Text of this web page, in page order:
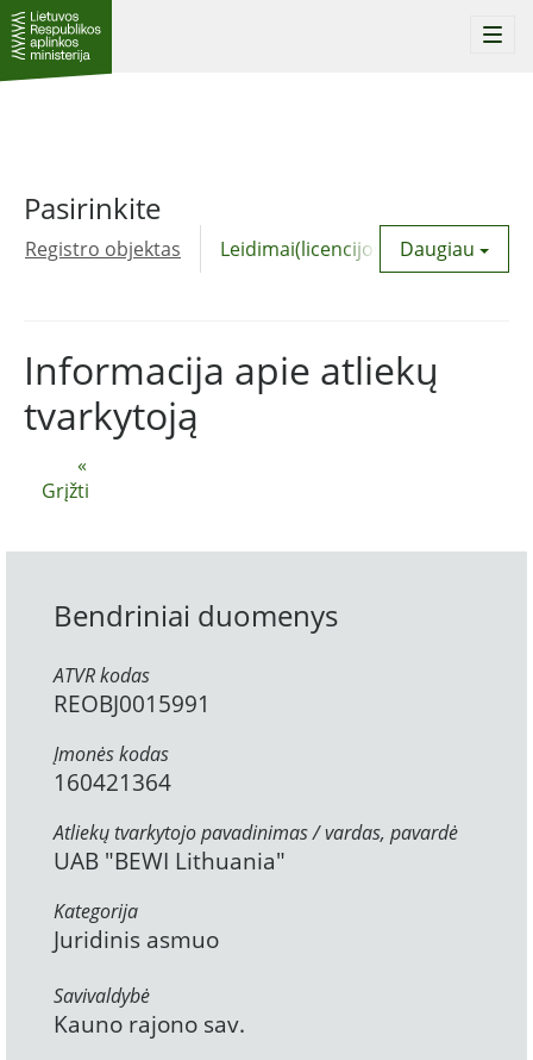
Pasirinkite
Registro objektas Leidimai(licencijos) Daugiau
«
Grįžti
Informacija apie atliekų
tvarkytoją
Bendriniai duomenys
ATVR kodas
REOBJ0015991
Įmonės kodas
160421364
Atliekų tvarkytojo pavadinimas / vardas, pavardė
UAB "BEWI Lithuania"
Kategorija
Juridinis asmuo
Savivaldybė
Kauno rajono sav.